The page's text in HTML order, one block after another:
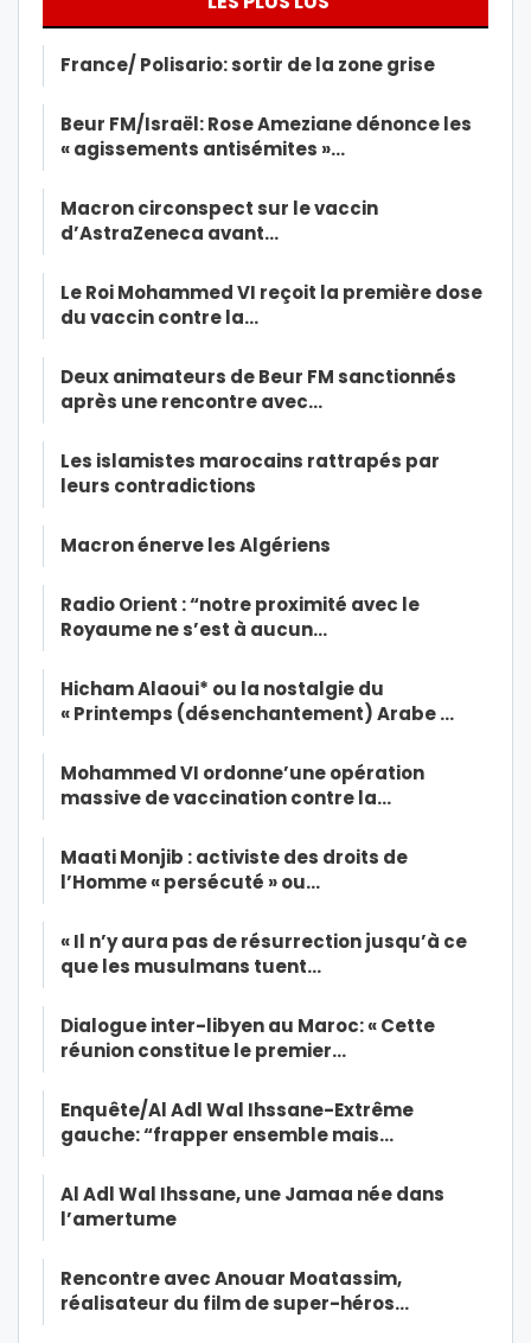
France/ Polisario: sortir de la zone grise
Beur FM/Israël: Rose Ameziane dénonce les
« agissements antisémites »…
Macron circonspect sur le vaccin
d’AstraZeneca avant…
Le Roi Mohammed VI reçoit la première dose
du vaccin contre la…
Deux animateurs de Beur FM sanctionnés
après une rencontre avec…
Les islamistes marocains rattrapés par
leurs contradictions
Macron énerve les Algériens
Radio Orient : “notre proximité avec le
Royaume ne s’est à aucun…
Hicham Alaoui* ou la nostalgie du
« Printemps (désenchantement) Arabe …
Mohammed VI ordonne’une opération
massive de vaccination contre la…
Maati Monjib : activiste des droits de
l’Homme « persécuté » ou…
« Il n’y aura pas de résurrection jusqu’à ce
que les musulmans tuent…
Dialogue inter-libyen au Maroc: « Cette
réunion constitue le premier…
Enquête/Al Adl Wal Ihssane-Extrême
gauche: “frapper ensemble mais…
Al Adl Wal Ihssane, une Jamaa née dans
l’amertume
Rencontre avec Anouar Moatassim,
réalisateur du film de super-héros…